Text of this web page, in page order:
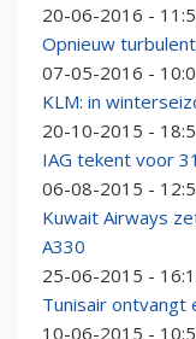
20-06-2016 -
Opnieuw
07-05-2016 -
KLM: in
20-10-2015 -
IAG tekent voor
06-08-2015 -
Kuwait Airways
A330
25-06-2015 -
Tunisair ontvangt
10-06-2015 -